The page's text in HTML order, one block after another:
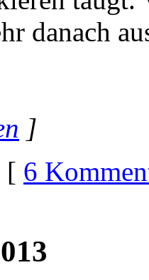
danach
]
[ 6